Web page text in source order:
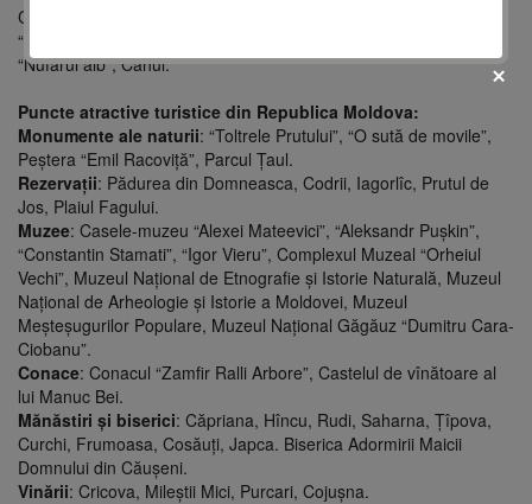
Cele mai bune premise în acest sens le au:
“Codru”, Hîrjauca, Călăraşi, “Bucuria-sind”, Vadul lui Vodă şi
“Nufărul alb”, Cahul.
Puncte atractive turistice din Republica Moldova:
Monumente ale naturii: “Toltrele Prutului”, “O sută de movile”,
Peştera “Emil Racoviţă”, Parcul Ţaul.
Rezervaţii: Pădurea din Domneasca, Codrii, Iagorlîc, Prutul de
Jos, Plaiul Fagului.
Muzee: Casele-muzeu “Alexei Mateevici”, “Aleksandr Puşkin”,
“Constantin Stamati”, “Igor Vieru”, Complexul Muzeal “Orheiul
Vechi”, Muzeul Naţional de Etnografie şi Istorie Naturală, Muzeul
Naţional de Arheologie şi Istorie a Moldovei, Muzeul
Meşteşugurilor Populare, Muzeul Naţional Găgăuz “Dumitru Cara-
Ciobanu”.
Conace: Conacul “Zamfir Ralli Arbore”, Castelul de vînătoare al
lui Manuc Bei.
Mănăstiri şi biserici: Căpriana, Hîncu, Rudi, Saharna, Ţîpova,
Curchi, Frumoasa, Cosăuţi, Japca. Biserica Adormirii Maicii
Domnului din Căuşeni.
Vinării: Cricova, Mileştii Mici, Purcari, Cojuşna.
fii prietenul nostru pe facebook
Află primul cele mai noi oferte